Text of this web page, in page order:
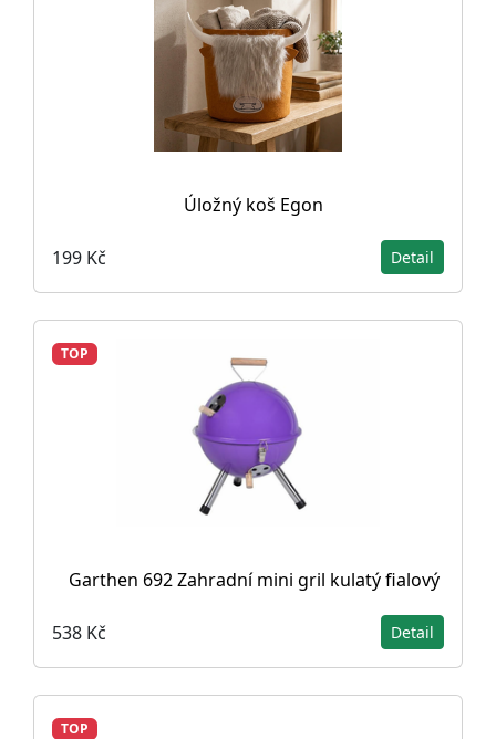
Úložný koš Egon
199 Kč Detail
TOP
Garthen 692 Zahradní mini gril kulatý fialový
538 Kč Detail
TOP